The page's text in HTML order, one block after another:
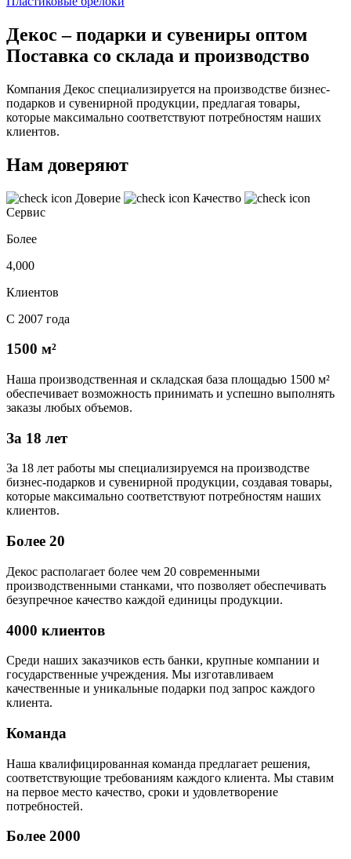
Декос – подарки и сувениры оптом
Поставка со склада и производство
Компания Декос специализируется на производстве бизнес-
подарков и сувенирной продукции, предлагая товары,
которые максимально соответствуют потребностям наших
клиентов.
Нам доверяют
Доверие
Качество
Сервис
Более
4,000
Клиентов
С 2007 года
1500 м²
Наша производственная и складская база площадью 1500 м²
обеспечивает возможность принимать и успешно выполнять
заказы любых объемов.
За 18 лет
За 18 лет работы мы специализируемся на производстве
бизнес-подарков и сувенирной продукции, создавая товары,
которые максимально соответствуют потребностям наших
клиентов.
Более 20
Декос располагает более чем 20 современными
производственными станками, что позволяет обеспечивать
безупречное качество каждой единицы продукции.
4000 клиентов
Среди наших заказчиков есть банки, крупные компании и
государственные учреждения. Мы изготавливаем
качественные и уникальные подарки под запрос каждого
клиента.
Команда
Наша квалифицированная команда предлагает решения,
соответствующие требованиям каждого клиента. Мы ставим
на первое место качество, сроки и удовлетворение
потребностей.
Более 2000